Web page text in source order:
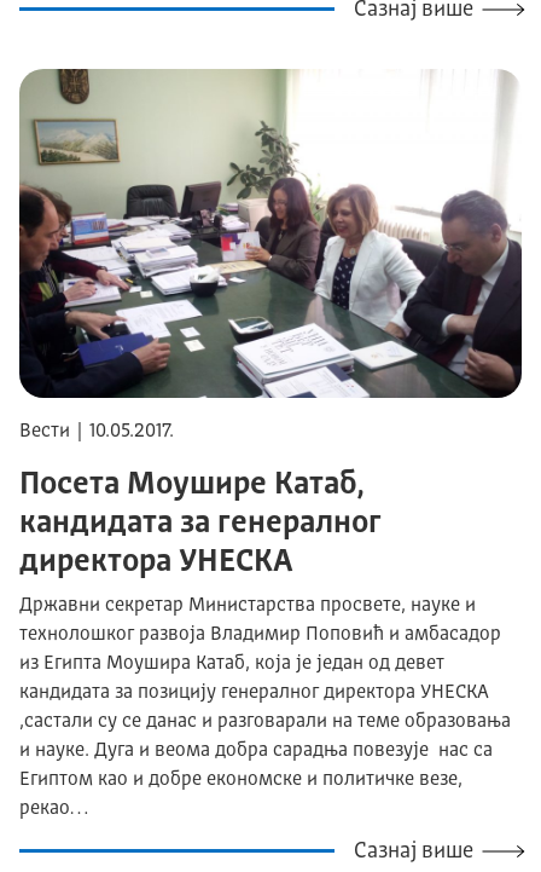
Сазнај више
Вести | 10.05.2017.
Посета Моушире Катаб,
кандидата за генералног
директора УНЕСКА
Државни секретар Министарства просвете, науке и
технолошког развоја Владимир Поповић и амбасадор
из Египта Моушира Катаб, која је јeдан од девет
кандидата за позицију генералног директора УНЕСКА
,састали су се данас и разговарали на теме образовања
и науке. Дуга и веома добра сарадња повезује нас са
Египтом као и добре економске и политичке везе,
рекао…
Сазнај више